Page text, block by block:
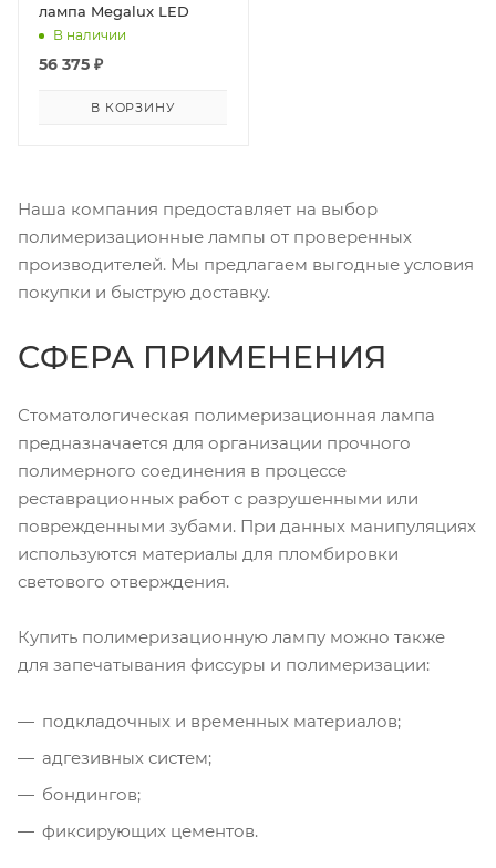
лампа Megalux LED
В наличии
56 375 ₽
В КОРЗИНУ
Наша компания предоставляет на выбор
полимеризационные лампы от проверенных
производителей. Мы предлагаем выгодные условия
покупки и быструю доставку.
СФЕРА ПРИМЕНЕНИЯ
Стоматологическая полимеризационная лампа
предназначается для организации прочного
полимерного соединения в процессе
реставрационных работ с разрушенными или
поврежденными зубами. При данных манипуляциях
используются материалы для пломбировки
светового отверждения.
Купить полимеризационную лампу можно также
для запечатывания фиссуры и полимеризации:
подкладочных и временных материалов;
адгезивных систем;
бондингов;
фиксирующих цементов.